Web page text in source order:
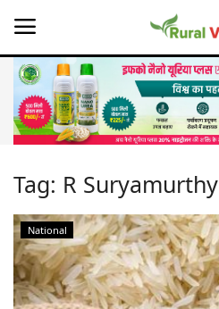
Home
About Us
Leadership Profiles
Opinion
Tag: R Suryamurthy
National